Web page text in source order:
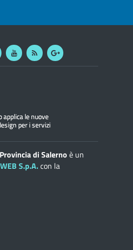
Youtube
RSS Google
Provincia di Salerno è un
S.p.A.con la